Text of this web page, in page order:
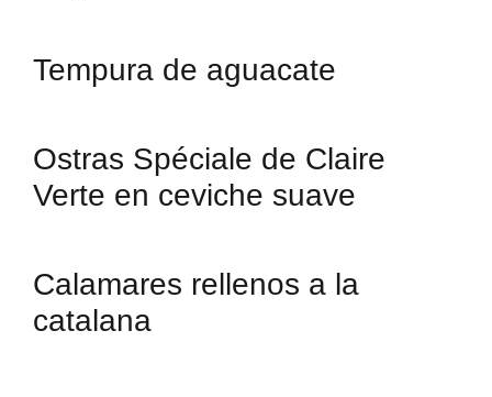
Tempura de aguacate
Ostras Spéciale de Claire
Verte en ceviche suave
Calamares rellenos a la
catalana